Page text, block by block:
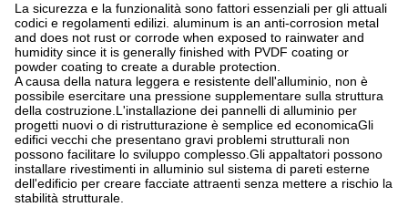
La sicurezza e la funzionalità sono fattori essenziali per gli attuali
codici e regolamenti edilizi. aluminum is an anti-corrosion metal
and does not rust or corrode when exposed to rainwater and
humidity since it is generally finished with PVDF coating or
powder coating to create a durable protection.
A causa della natura leggera e resistente dell'alluminio, non è
possibile esercitare una pressione supplementare sulla struttura
della costruzione.L'installazione dei pannelli di alluminio per
progetti nuovi o di ristrutturazione è semplice ed economicaGli
edifici vecchi che presentano gravi problemi strutturali non
possono facilitare lo sviluppo complesso.Gli appaltatori possono
installare rivestimenti in alluminio sul sistema di pareti esterne
dell'edificio per creare facciate attraenti senza mettere a rischio la
stabilità strutturale.